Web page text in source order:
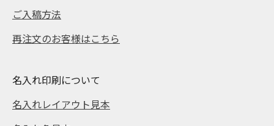
ご入稿方法
再注文のお客様はこちら
名入れ印刷について
名入れレイアウト見本